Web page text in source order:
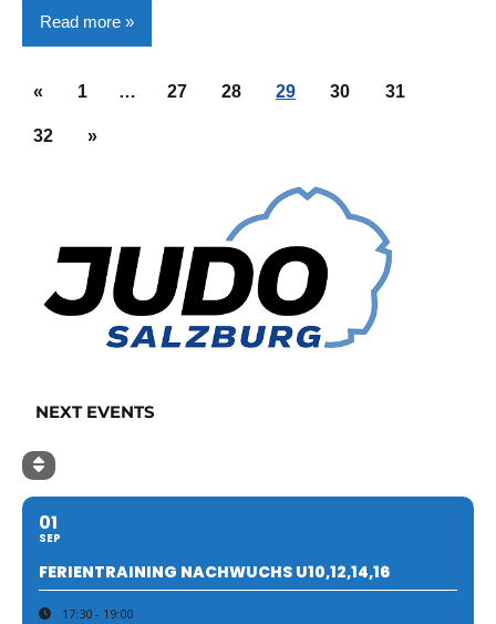
Read more
Allgemein
Seitennummerierung
der
«Previous
1 … 27 28 29 30 31
32
Next
»
NEXT EVENTS
01
SEP
FERIENTRAINING NACHWUCHS U10,12,14,16
17:30 - 19:00